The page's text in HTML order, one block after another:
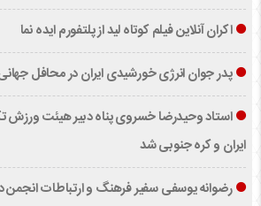
اکران آنلاین فیلم کوتاه لید از پلتفورم ایده نما
پدر جوان انرژی خورشیدی ایران در محافل
استاد وحیدرضا خسروی پناه دبیر هیئت ورزش
ایران و کره جنوبی شد
رضوانه یوسفی سفیر فرهنگ و ارتباطات انجمن